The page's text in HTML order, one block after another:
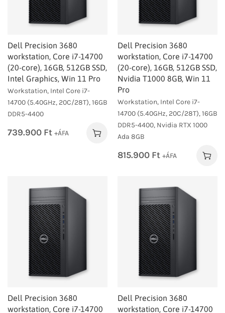
Dell Precision 3680
workstation, Core i7-14700
(20-core), 16GB, 512GB SSD,
Intel Graphics, Win 11 Pro
Workstation, Intel Core i7-
14700 (5.40GHz, 20C/28T), 16GB
DDR5-4400
739.900 Ft +ÁFA
Dell Precision 3680
workstation, Core i7-14700
(20-core), 16GB, 512GB SSD,
Nvidia T1000 8GB, Win 11
Pro
Workstation, Intel Core i7-
14700 (5.40GHz, 20C/28T), 16GB
DDR5-4400, Nvidia RTX 1000
Ada 8GB
815.900 Ft +ÁFA
Dell Precision 3680
workstation, Core i7-14700
Dell Precision 3680
workstation, Core i7-14700